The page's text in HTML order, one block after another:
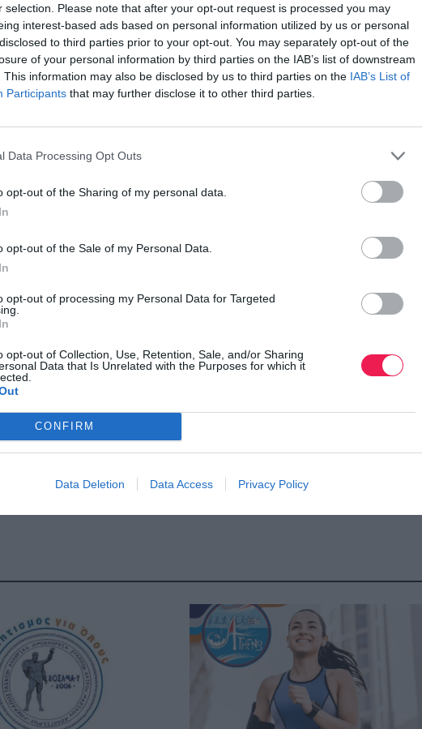
selection. Please note that after your opt-out request is processed you may
interest-based ads based on personal information utilized by us or personal
to third parties prior to your opt-out. You may separately opt-out of the
of your personal information by third parties on the IAB’s list of downstream
This information may also be disclosed by us to third parties on the IAB’s List of
Participants that may further disclose it to other third parties.
Data Processing Opt Outs
opt-out of the Sharing of my personal data.
opt-out of the Sale of my Personal Data.
opt-out of processing my Personal Data for Targeted
opt-out of Collection, Use, Retention, Sale, and/or Sharing
Data that Is Unrelated with the Purposes for which it
CONFIRM
Data Deletion Data Access Privacy Policy
Relays 4×200μ. (10-11, 12-13 ετών) – δωρεάν
ευρώ
κόσμο στο
καιTwitter.
Καφές και καφεΐνη
ΓΕΝΙΚΑ ΘΕΜΑΤΑ